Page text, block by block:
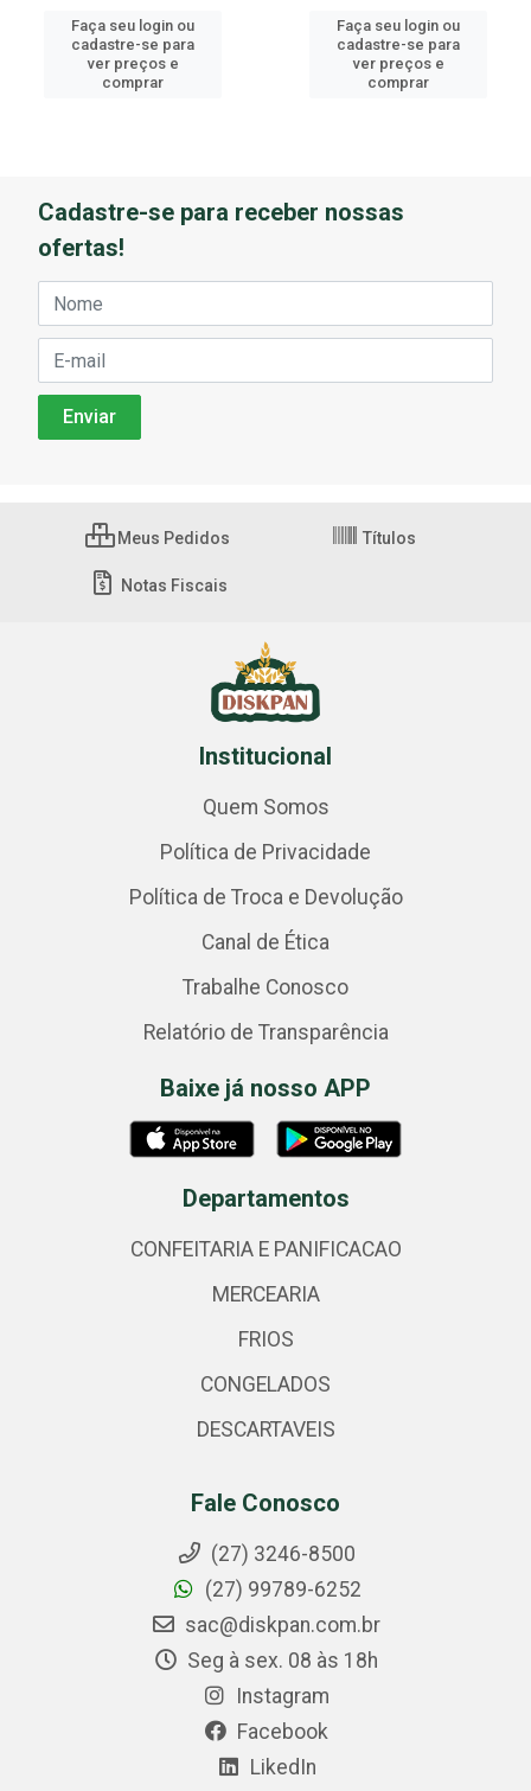
Faça seu login ou
cadastre-se para
ver preços e
comprar
Faça seu login ou
cadastre-se para
ver preços e
comprar
Cadastre-se para receber nossas
ofertas!
Meus Pedidos Títulos
Notas Fiscais
Institucional
Quem Somos
Política de Privacidade
Política de Troca e Devolução
Canal de Ética
Trabalhe Conosco
Relatório de Transparência
Baixe já nosso APP
Departamentos
CONFEITARIA E PANIFICACAO
MERCEARIA
FRIOS
CONGELADOS
DESCARTAVEIS
Fale Conosco
(27) 3246-8500
(27) 99789-6252
sac@diskpan.com.br
Seg à sex. 08 às 18h
Instagram
Facebook
LikedIn